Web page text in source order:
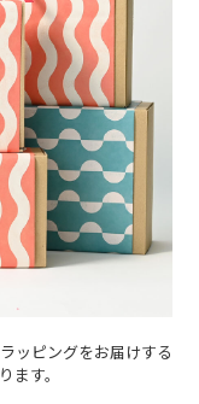
ッピングをお届けする
す。